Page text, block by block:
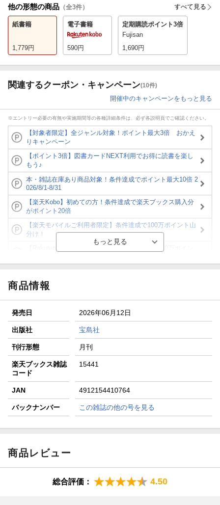
他の形態の商品 （全3件） すべて見る
紙書籍
1,779円
電子書籍
590円
定期購読ポイント3倍
Fujisan
1,690円
関連するクーポン・キャンペーン(10件)
開催中のキャンペーンをもっと見る
※エントリー必要の有無や実施期間等の各種詳細条件は、必ず各説明頁でご確認ください。
【対象者限定】全ジャンル対象！ポイント最大3倍 おかえ
りキャンペーン
【ポイント3倍】図書カードNEXT利用でお得に読書を楽し
もう♪
本・雑誌在庫あり商品対象！条件達成でポイント最大10倍 2
026/8/1-8/31
【楽天Kobo】初めての方！条件達成で楽天ブックス購入分
がポイント20倍
【楽天モバイルご利用者限定】条件達成で100万ポイント山
分け！
が当たる！
楽天モバイル紹介キャンペーンの拡散で300円OFFクーポン
進呈
条件達成で楽天限定・宝塚歌劇 宙組貸切公演ペアチケット
が当たる
商品情報
発売日 2026年06月12日
出版社 宝島社
刊行形態 月刊
楽天ブックス雑誌
コード
15441
JAN 4912154410764
バックナンバー この雑誌の他の号を見る
商品レビュー
総合評価： 4.50